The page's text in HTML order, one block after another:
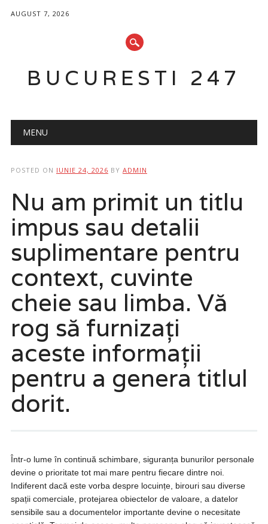
AUGUST 7, 2026
BUCURESTI 247
Main menu
MENU
POSTED ON IUNIE 24, 2026 BY ADMIN
Nu am primit un titlu
impus sau detalii
suplimentare pentru
context, cuvinte
cheie sau limba. Vă
rog să furnizați
aceste informații
pentru a genera titlul
dorit.
Într-o lume în continuă schimbare, siguranța bunurilor personale
devine o prioritate tot mai mare pentru fiecare dintre noi.
Indiferent dacă este vorba despre locuințe, birouri sau diverse
spații comerciale, protejarea obiectelor de valoare, a datelor
sensibile sau a documentelor importante devine o necesitate